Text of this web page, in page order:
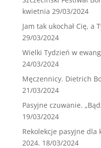
kwietnia 29/03/2024
Jam tak ukochał Cię, a
29/03/2024
Wielki Tydzień w
24/03/2024
Męczennicy. Dietrich
21/03/2024
Pasyjne czuwanie.
19/03/2024
Rekolekcje pasyjne dla
2024. 18/03/2024